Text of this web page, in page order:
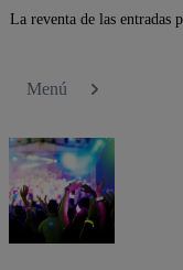
La reventa de las entradas
Menú